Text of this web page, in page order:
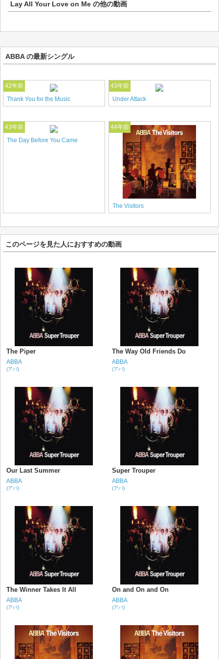
Lay All Your Love on Me の他の動画
ABBA の最新シングル
42年前
Thank You for the Music
43年前
Under Attack
43年前
The Day Before You Came
44年前
The Visitors
このページを見た人におすすめの動画
The Piper
ABBA
(アバ)
The Way Old Friends Do
ABBA
(アバ)
Our Last Summer
ABBA
(アバ)
Super Trouper
ABBA
(アバ)
The Winner Takes It All
ABBA
(アバ)
On and On and On
ABBA
(アバ)